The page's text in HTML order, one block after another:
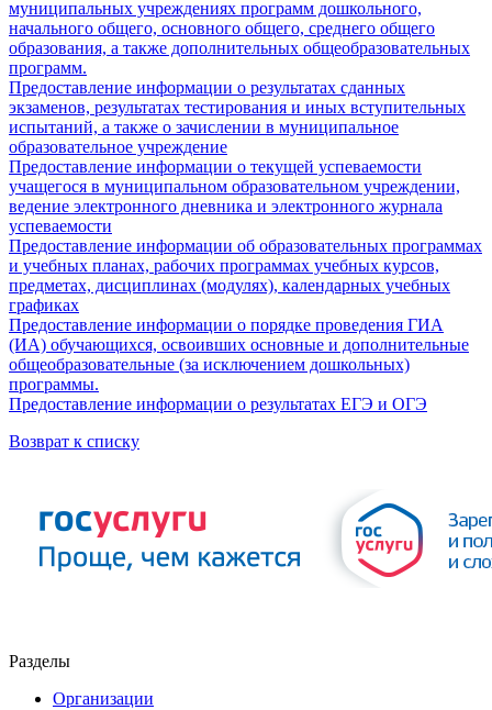
муниципальных учреждениях программ дошкольного,
начального общего, основного общего, среднего общего
образования, а также дополнительных общеобразовательных
программ.
Предоставление информации о результатах сданных
экзаменов, результатах тестирования и иных вступительных
испытаний, а также о зачислении в муниципальное
образовательное учреждение
Предоставление информации о текущей успеваемости
учащегося в муниципальном образовательном учреждении,
ведение электронного дневника и электронного журнала
успеваемости
Предоставление информации об образовательных программах
и учебных планах, рабочих программах учебных курсов,
предметах, дисциплинах (модулях), календарных учебных
графиках
Предоставление информации о порядке проведения ГИА
(ИА) обучающихся, освоивших основные и дополнительные
общеобразовательные (за исключением дошкольных)
программы.
Предоставление информации о результатах ЕГЭ и ОГЭ
Возврат к списку
Разделы
Организации